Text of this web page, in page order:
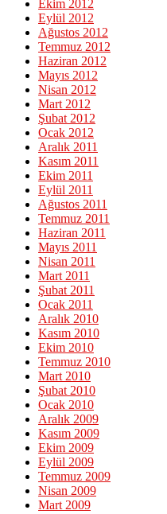
Ekim 2012
Eylül 2012
Ağustos 2012
Temmuz 2012
Haziran 2012
Mayıs 2012
Nisan 2012
Mart 2012
Şubat 2012
Ocak 2012
Aralık 2011
Kasım 2011
Ekim 2011
Eylül 2011
Ağustos 2011
Temmuz 2011
Haziran 2011
Mayıs 2011
Nisan 2011
Mart 2011
Şubat 2011
Ocak 2011
Aralık 2010
Kasım 2010
Ekim 2010
Temmuz 2010
Mart 2010
Şubat 2010
Ocak 2010
Aralık 2009
Kasım 2009
Ekim 2009
Eylül 2009
Temmuz 2009
Nisan 2009
Mart 2009